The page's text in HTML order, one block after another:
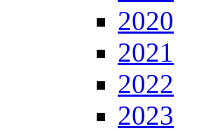
2020
2021
2022
2023